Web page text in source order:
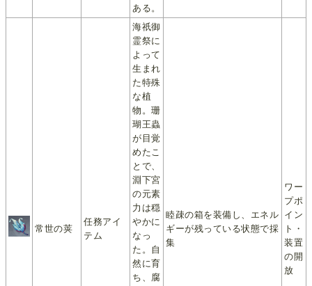
ある。
常世の荚
任務アイ
テム
海祇御
霊祭に
よって
生まれ
た特殊
な植
物。珊
瑚王蟲
が目覚
めたこ
とで、
淵下宮
の元素
力は穏
やかに
なっ
た。自
然に育
ち、腐
睦疎の箱を装備し、エネル
ギーが残っている状態で採
集
ワー
プポ
イン
ト・
装置
の開
放